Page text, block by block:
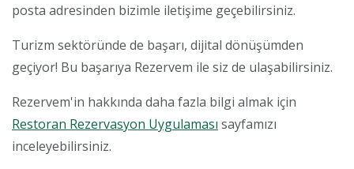
posta adresinden bizimle iletişime geçebilirsiniz.
Turizm sektöründe de başarı, dijital dönüşümden
geçiyor! Bu başarıya Rezervem ile siz de ulaşabilirsiniz.
Rezervem'in hakkında daha fazla bilgi almak için
Restoran Rezervasyon Uygulaması sayfamızı
inceleyebilirsiniz.